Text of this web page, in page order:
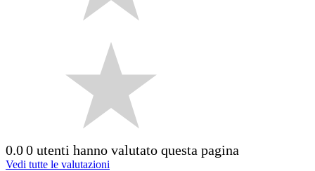
0.00 utenti hanno valutato questa pagina
Vedi tutte le valutazioni